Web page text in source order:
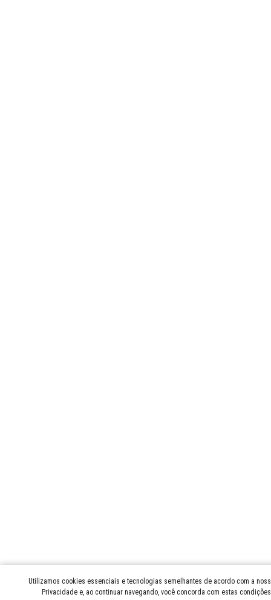
Utilizamos cookies essenciais e tecnologias semelhantes de acordo com a
Privacidade e, ao continuar navegando, você concorda com estas